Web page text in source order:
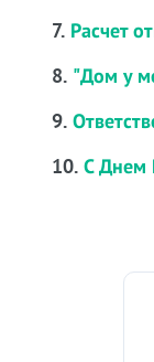
7. Расчет
8. "Дом у
9.
10. С Днем